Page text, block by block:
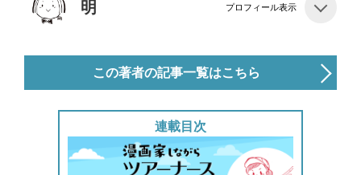
明 プロフィール表示
この著者の記事一覧はこちら
連載目次